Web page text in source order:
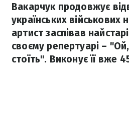
Вакарчук продовжує
українських
артист заспівав
своєму репертуарі –
стоїть". Виконує її вже